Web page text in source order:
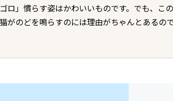
ロ」慣らす姿はかわいいものです。でも、こ
がのどを鳴らすのには理由がちゃんとあるの